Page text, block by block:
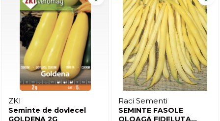
ZKI
Seminte de dovlecel
GOLDENA 2G
Raci Sementi
SEMINTE FASOLE
OLOAGA FIDELUTA